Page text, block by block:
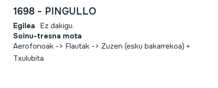
1698 - PINGULLO
Egilea Ez dakigu.
Soinu-tresna mota
Aerofonoak -> Flautak -> Zuzen (esku bakarrekoa) +
Txulubita